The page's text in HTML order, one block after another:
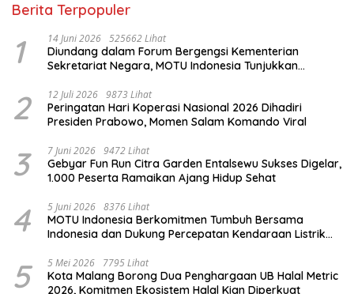
Berita Terpopuler
1 14 Juni 2026 525662 Lihat
Diundang dalam Forum Bergengsi Kementerian
Sekretariat Negara, MOTU Indonesia Tunjukkan
2 12 Juli 2026 9873 Lihat
Peringatan Hari Koperasi Nasional 2026 Dihadiri
Presiden Prabowo, Momen Salam Komando Viral
3 7 Juni 2026 9472 Lihat
Gebyar Fun Run Citra Garden Entalsewu Sukses Digelar,
1.000 Peserta Ramaikan Ajang Hidup Sehat
4 5 Juni 2026 8376 Lihat
MOTU Indonesia Berkomitmen Tumbuh Bersama
Indonesia dan Dukung Percepatan Kendaraan Listrik
5 5 Mei 2026 7795 Lihat
Kota Malang Borong Dua Penghargaan UB Halal Metric
2026, Komitmen Ekosistem Halal Kian Diperkuat